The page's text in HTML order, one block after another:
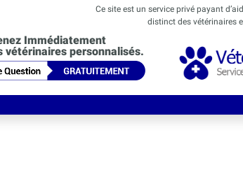
Ce site est un service privé payant
distinct des vétérinaires
Immédiatement
vétérinaires personnalisés.